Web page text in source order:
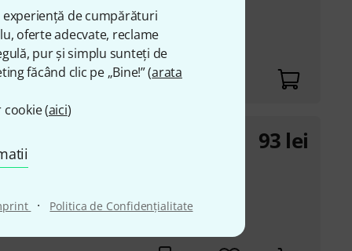
de cumpărături
oferte adecvate, reclame
pur și simplu sunteți de
făcând clic pe „Bine!” (arata
(aici)
· Politica de Confidenţialitate
93 lei